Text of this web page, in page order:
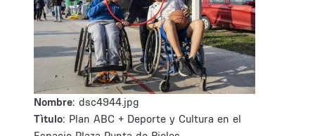
Nombre: dsc4944.jpg
Tìtulo: Plan ABC + Deporte y Cultura en el